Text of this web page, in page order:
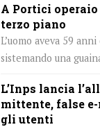
A Portici
terzo piano
L’uomo aveva 59
sistemando una
L’Inps lancia
mittente, false
gli utenti